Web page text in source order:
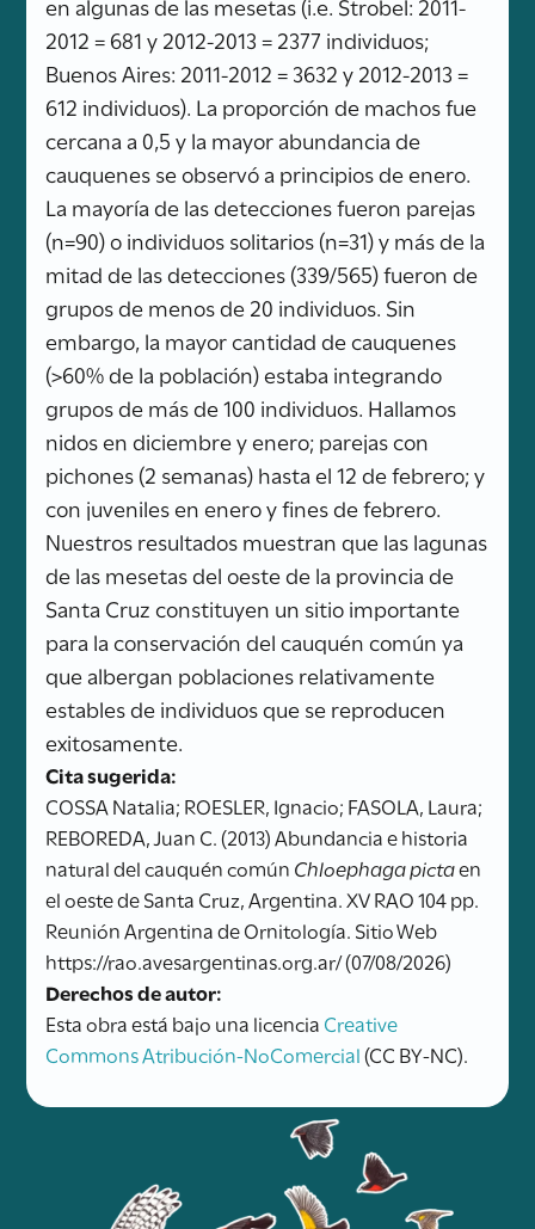
2012 = 681 y 2012-2013 = 2377 individuos;
Buenos Aires: 2011-2012 = 3632 y 2012-2013 =
612 individuos). La proporción de machos fue
cercana a 0,5 y la mayor abundancia de
cauquenes se observó a principios de enero.
La mayoría de las detecciones fueron parejas
(n=90) o individuos solitarios (n=31) y más de la
mitad de las detecciones (339/565) fueron de
grupos de menos de 20 individuos. Sin
embargo, la mayor cantidad de cauquenes
(>60% de la población) estaba integrando
grupos de más de 100 individuos. Hallamos
nidos en diciembre y enero; parejas con
pichones (2 semanas) hasta el 12 de febrero; y
con juveniles en enero y fines de febrero.
Nuestros resultados muestran que las lagunas
de las mesetas del oeste de la provincia de
Santa Cruz constituyen un sitio importante
para la conservación del cauquén común ya
que albergan poblaciones relativamente
estables de individuos que se reproducen
exitosamente.
Cita sugerida:
COSSA Natalia; ROESLER, Ignacio; FASOLA, Laura;
REBOREDA, Juan C. (2013) Abundancia e historia
natural del cauquén común Chloephaga pictaen
el oeste de Santa Cruz, Argentina. XV RAO 104 pp.
Reunión Argentina de Ornitología. Sitio Web
https://rao.avesargentinas.org.ar/ (07/08/2026)
Derechos de autor:
Esta obra está bajo una licencia Creative
Commons Atribución-NoComercial(CC BY-NC).